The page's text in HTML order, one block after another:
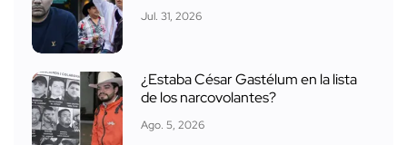
Jul. 31, 2026
¿Estaba César Gastélum en la lista
de los narcovolantes?
Ago. 5, 2026